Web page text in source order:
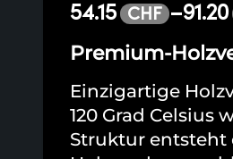
54.15 CHF –91.20
Premium-
Einzigartige
120 Grad Celsius
Struktur entsteht